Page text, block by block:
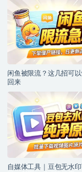
闲鱼被限流？这几招可
回来
自媒体工具｜豆包无水